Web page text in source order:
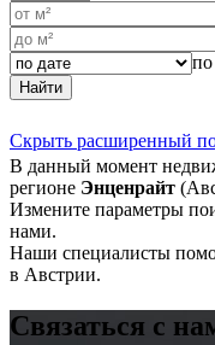
по
Найти
Скрыть расширенный
В данный момент
регионе Энценрайт
Измените параметры
нами.
Наши специалисты
в Австрии.
Связаться с